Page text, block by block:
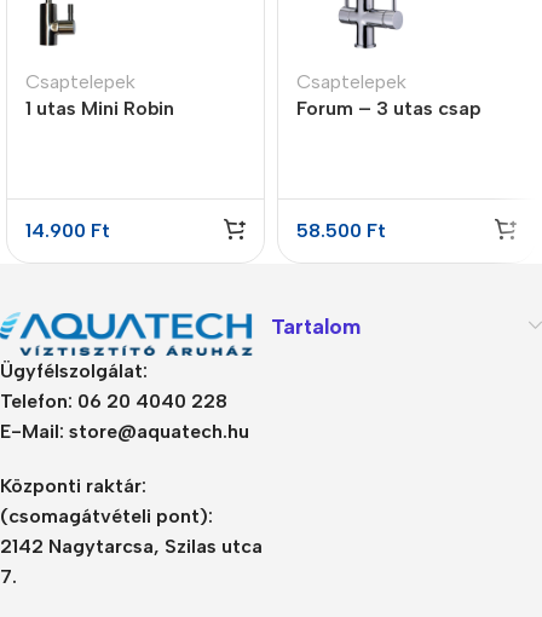
Csaptelepek
1 utas Mini Robin
14.900 Ft
Csaptelepek
Forum – 3 utas csap
58.500 Ft
Ügyfélszolgálat:
Telefon: 06 20 4040 228
E-Mail: store@aquatech.hu
Központi raktár:
(csomagátvételi pont):
2142 Nagytarcsa, Szilas utca
7.
Tartalom